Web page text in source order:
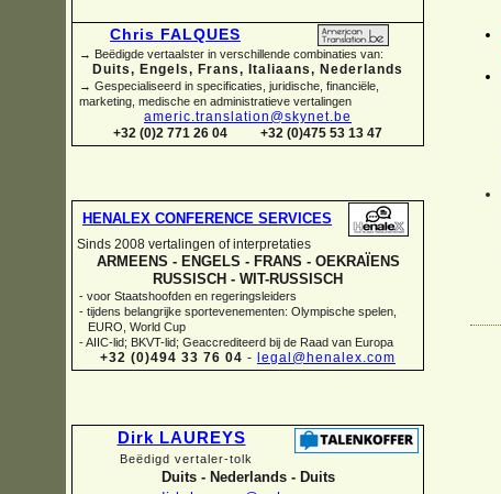
Chris FALQUES
→ Beëdigde vertaalster in verschillende combinaties van:
Duits, Engels, Frans, Italiaans, Nederlands
→ Gespecialiseerd in specificaties, juridische, financiële,
marketing, medische en administratieve vertalingen
americ.translation@skynet.be
+32 (0)2 771 26 04
+32 (0)475 53 13 47
HENALEX CONFERENCE SERVICES
Sinds 2008 vertalingen of interpretaties
ARMEENS -ENGELS -FRANS -OEKRAÏENS
RUSSISCH - WIT-RUSSISCH
- voor Staatshoofden en regeringsleiders
- tijdens belangrijke sportevenementen: Olympische spelen,
EURO, World Cup
-AIIC-lid; BKVT-lid; Geaccrediteerd bij de Raad van Europa
+32 (0)494 33 76 04 - legal@henalex.com
Dirk LAUREYS
Beëdigd vertaler-tolk
Duits -Nederlands -Duits